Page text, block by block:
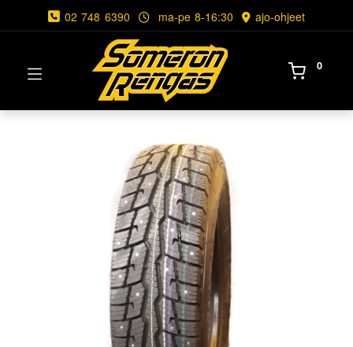
02 748 6390 ma-pe 8-16:30 ajo-ohjeet
0